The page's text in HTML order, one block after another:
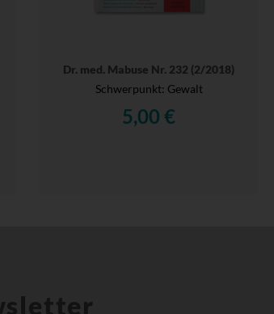
Dr. med. Mabuse Nr. 232 (2/2018)
Schwerpunkt: Gewalt
5,00 €